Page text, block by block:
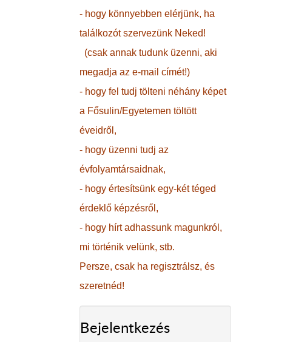
- hogy könnyebben elérjünk, ha
találkozót szervezünk Neked!
(csak annak tudunk üzenni, aki
megadja az e-mail címét!)
- hogy fel tudj tölteni néhány képet
a Fősulin/Egyetemen töltött
éveidről,
- hogy üzenni tudj az
évfolyamtársaidnak,
- hogy értesítsünk egy-két téged
érdeklő képzésről,
- hogy hírt adhassunk magunkról,
mi történik velünk, stb.
Persze, csak ha regisztrálsz, és
szeretnéd!
Bejelentkezés